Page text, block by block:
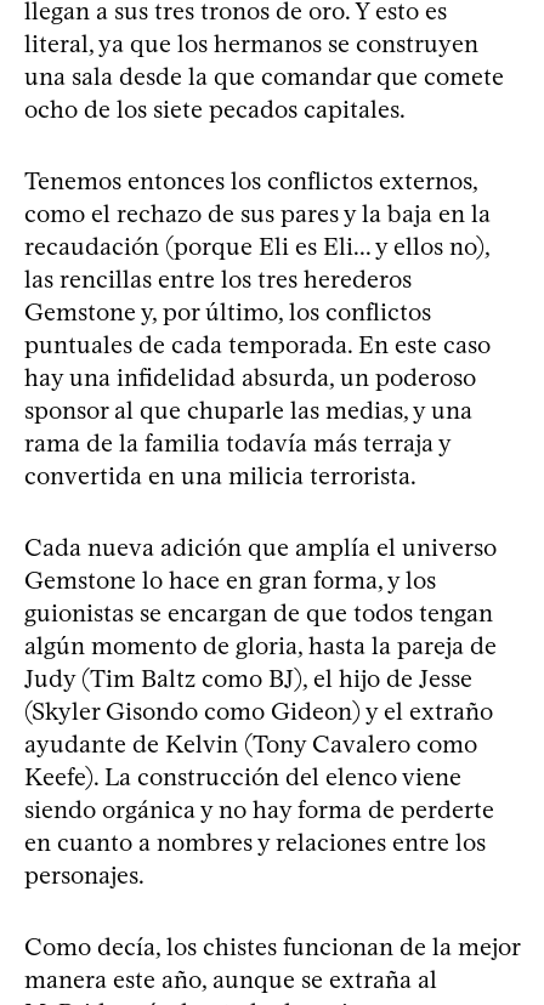
llegan a sus tres tronos de oro. Y esto es
literal, ya que los hermanos se construyen
una sala desde la que comandar que comete
ocho de los siete pecados capitales.
Tenemos entonces los conflictos externos,
como el rechazo de sus pares y la baja en la
recaudación (porque Eli es Eli... y ellos no),
las rencillas entre los tres herederos
Gemstone y, por último, los conflictos
puntuales de cada temporada. En este caso
hay una infidelidad absurda, un poderoso
sponsor al que chuparle las medias, y una
rama de la familia todavía más terraja y
convertida en una milicia terrorista.
Cada nueva adición que amplía el universo
Gemstone lo hace en gran forma, y los
guionistas se encargan de que todos tengan
algún momento de gloria, hasta la pareja de
Judy (Tim Baltz como BJ), el hijo de Jesse
(Skyler Gisondo como Gideon) y el extraño
ayudante de Kelvin (Tony Cavalero como
Keefe). La construcción del elenco viene
siendo orgánica y no hay forma de perderte
en cuanto a nombres y relaciones entre los
personajes.
Como decía, los chistes funcionan de la mejor
manera este año, aunque se extraña al